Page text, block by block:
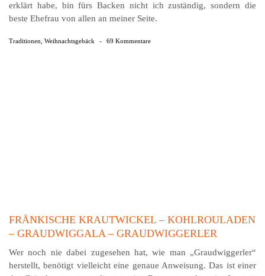
erklärt habe, bin fürs Backen nicht ich zuständig, sondern die
beste Ehefrau von allen an meiner Seite.
Traditionen Weihnachtsgebäck - 69 Kommentare
FRÄNKISCHE KRAUTWICKEL – KOHLROULADEN
– GRAUDWIGGALA – GRAUDWIGGERLER
Wer noch nie dabei zugesehen hat, wie man „Graudwiggerler“
herstellt, benötigt vielleicht eine genaue Anweisung. Das ist einer